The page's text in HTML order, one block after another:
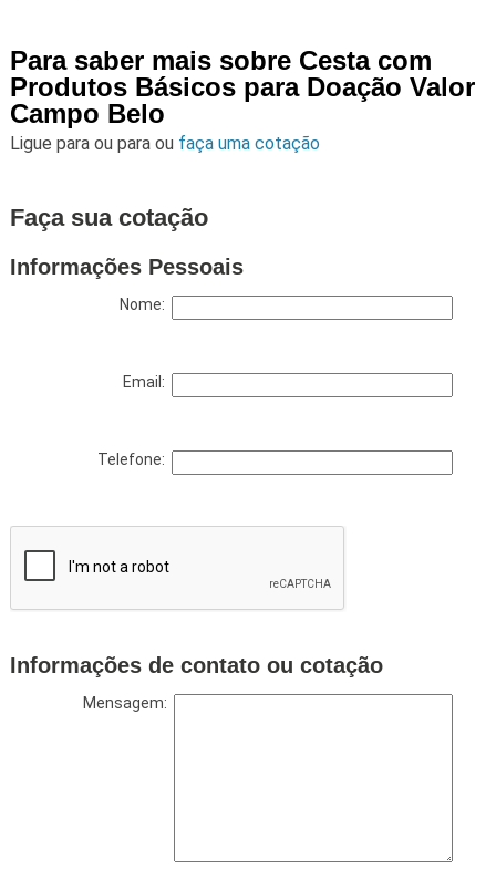
Para saber mais sobre Cesta com
Produtos Básicos para Doação Valor
Campo Belo
Ligue para ou para ou faça uma cotação
Faça sua cotação
Informações Pessoais
Nome:
Email:
Telefone:
Informações de contato ou cotação
Mensagem: